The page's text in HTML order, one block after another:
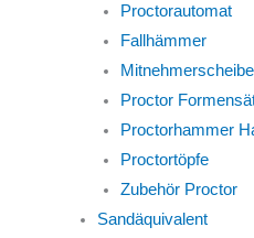
Proctorautomat
Fallhämmer
Proctor
Proctorhammer
Proctortöpfe
Zubehör Proctor
Sandäquivalent